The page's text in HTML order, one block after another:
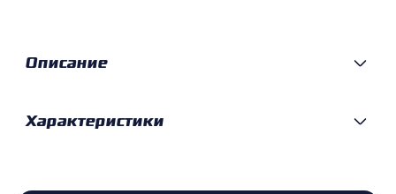
Описание
Характеристики